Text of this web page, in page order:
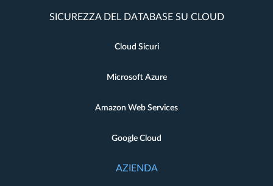
SICUREZZA DEL DATABASE SU CLOUD
Cloud Sicuri
Microsoft Azure
Amazon Web Services
Google Cloud
AZIENDA